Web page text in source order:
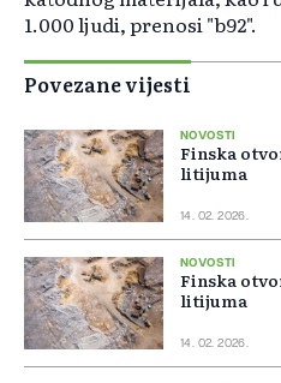
1.000 ljudi, prenosi "b92".
Povezane vijesti
NOVOSTI
Finska
litijuma
14. 02. 2026.
NOVOSTI
Finska
litijuma
14. 02. 2026.